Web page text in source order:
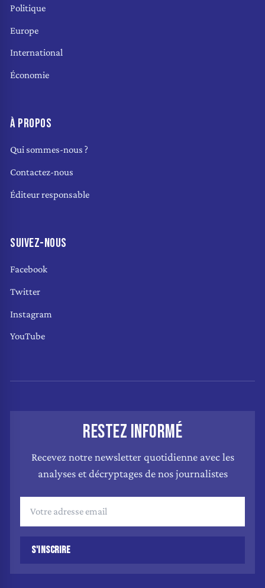
Politique
Europe
International
Économie
À PROPOS
Qui sommes-nous ?
Contactez-nous
Éditeur responsable
SUIVEZ-NOUS
Facebook
Twitter
Instagram
YouTube
RESTEZ INFORMÉ
Recevez notre newsletter quotidienne avec les
analyses et décryptages de nos journalistes
S'INSCRIRE